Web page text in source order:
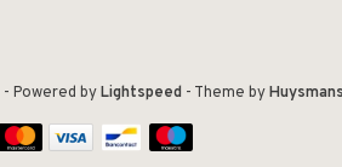
- Powered byLightspeed- Theme by